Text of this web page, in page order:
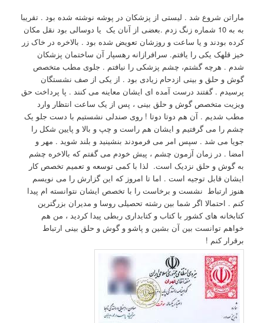
ماراتن شروع شد . لیستی از پزشکان در پوشه نوشته شده بود . تقریبا
به به 10 شماره زنگ زدم .بعضی از آنان یک یا دوسالی بود نقل مکان
کرده بودند و یا ساعت و روزشان تعویض شده بود . بالاخره در خاک زر
خیز قلهک یکی را یافتم. سرافرازانه رهسپار آن ساختمان پزشکان
شدم . هرچه گشتم، چشم پزشکی را نیافتم . جلوی مطب متخصص
گوش و حلق و بینی ازدحام زیادی بود . از یکی از صف نشستگان
پرسیدم . گفتند درست آمده ای ایشان معاینه می کنند . پا پرداخت حق
ویزیت متخصص گوش و حلق بینی ، پس از یک ساعت انتظار وارد
مطب شدیم . آن هم دوتا دوتا ! روی صندلی نشستیم با دست جلو یک
چشم را می گرفتیم و ایشان هم راست و چپ و بالا و پایین شکل را
جویا می شد . سپس امر می فرمودند بنشینید و بلند شوید . مهر و
امضا . در زمان آزمون چشم ، پیش خودم می گفتم که بالاخره چشم
به گوش و حلق نزدیک است. لذا با کمی توسعه و تعمیم تخصص کار
ایشان قابل توجیه است . اما تا امروز که این گزارش را می نویسم
هنوز ارتباط نشست و برخاست را با تخصص ایشان نتوانسته ام پیدا
کنم . احتمالا اگر شما بین رشته تحصیلی روسا و مدیران بزرگترین
کتابخانه های کشور با کتاب و کتابداری ربطی پیدا کردید ، من هم
خواهم توانست بین آن بشین و پاشو و گوش و حلق بینی ارتباط
برقرار کنم !